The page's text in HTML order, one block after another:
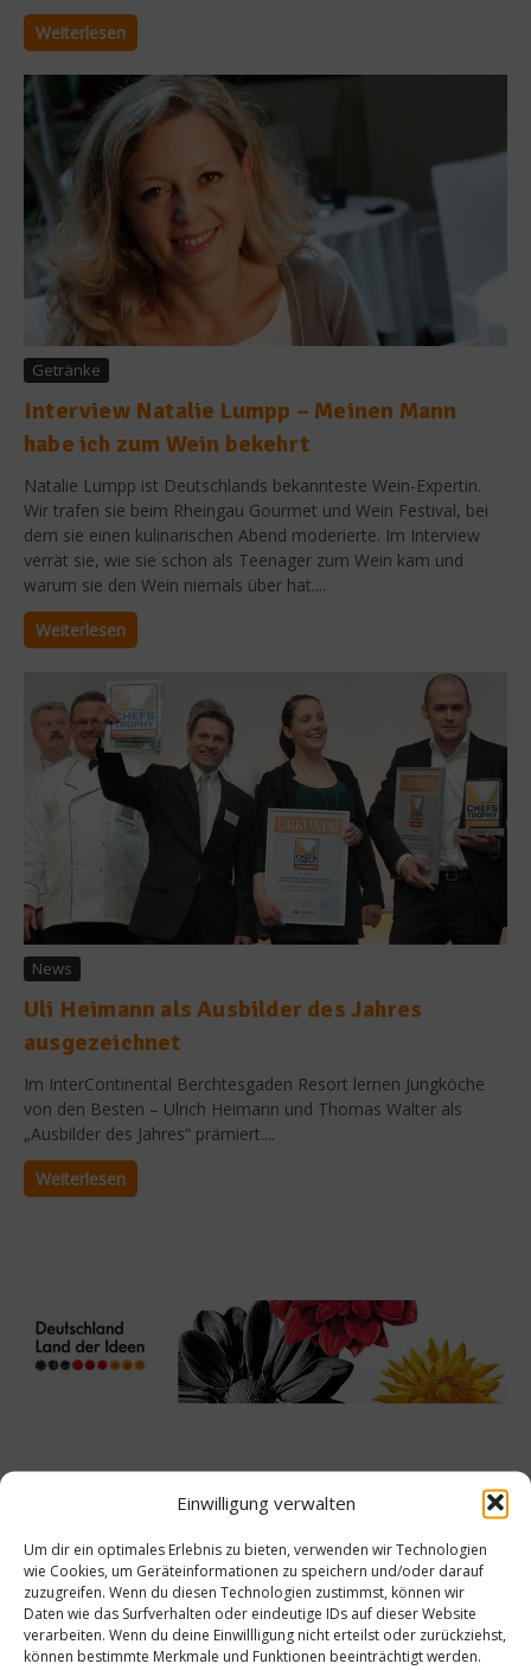
Einwilligung verwalten
Um dir ein optimales Erlebnis zu bieten, verwenden wir Technologien
wie Cookies, um Geräteinformationen zu speichern und/oder darauf
zuzugreifen. Wenn du diesen Technologien zustimmst, können wir
Daten wie das Surfverhalten oder eindeutige IDs auf dieser Website
verarbeiten. Wenn du deine Einwillligung nicht erteilst oder zurückziehst,
können bestimmte Merkmale und Funktionen beeinträchtigt werden.
Weiterlesen
Getränke
Interview Natalie Lumpp – Meinen Mann
habe ich zum Wein bekehrt
Natalie Lumpp ist Deutschlands bekannteste Wein-Expertin.
Wir trafen sie beim Rheingau Gourmet und Wein Festival, bei
dem sie einen kulinarischen Abend moderierte. Im Interview
verrät sie, wie sie schon als Teenager zum Wein kam und
warum sie den Wein niemals über hat....
Weiterlesen
News
Uli Heimann als Ausbilder des Jahres
ausgezeichnet
Im InterContinental Berchtesgaden Resort lernen Jungköche
von den Besten – Ulrich Heimann und Thomas Walter als
„Ausbilder des Jahres“ prämiert....
Weiterlesen
Ausbildungsrestaurant Roecklplatz ist
Ausgewählter Ort 2012
Das Ausbildungsrestaurant Roecklplatz wird mit dem Preis
„Ausgewählter Ort 2012“ ausgezeichnet. Seit 2006 wird der